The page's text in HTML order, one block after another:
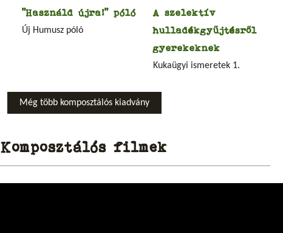
"Használd újra!" póló
Új Humusz póló
A szelektív
hulladékgyűjtésről
gyerekeknek
Kukaügyi ismeretek 1.
Még több komposztálós kiadvány
Komposztálós filmek